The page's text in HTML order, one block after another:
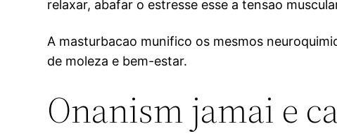
relaxar, abafar o estresse esse a tensao
A masturbacao munifico os mesmos
de moleza e bem-estar.
Onanism jamai e